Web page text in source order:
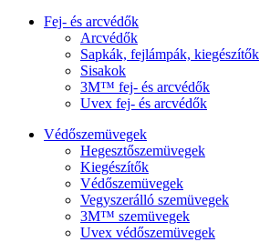
Fej- és arcvédők
Arcvédők
Sapkák, fejlámpák, kiegészítők
Sisakok
3M™ fej- és arcvédők
Uvex fej- és arcvédők
Védőszemüvegek
Hegesztőszemüvegek
Kiegészítők
Védőszemüvegek
Vegyszerálló szemüvegek
3M™ szemüvegek
Uvex védőszemüvegek